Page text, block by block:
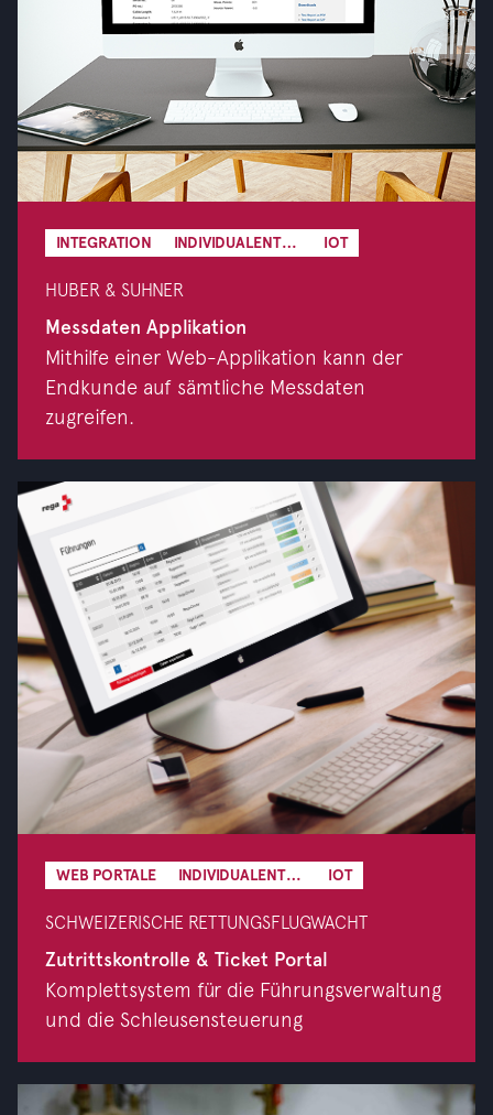
INTEGRATION INDIVIDUALENTWICKLUNG IOT
HUBER & SUHNER
Messdaten Applikation
Mithilfe einer Web-Applikation kann der
Endkunde auf sämtliche Messdaten
zugreifen.
WEB PORTALE INDIVIDUALENTWICKLUNG IOT
SCHWEIZERISCHE RETTUNGSFLUGWACHT
Zutrittskontrolle & Ticket Portal
Komplettsystem für die Führungsverwaltung
und die Schleusensteuerung